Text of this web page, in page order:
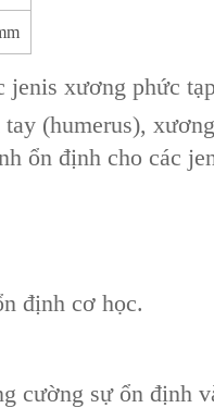
jenis xương phức
(humerus),
ổn định cho các
định cơ học.
cường sự ổn định